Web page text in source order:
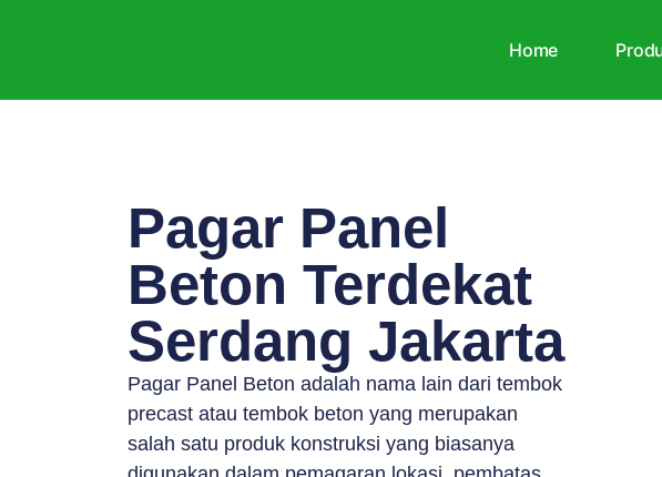
Home
Pagar Panel
Beton Terdekat
Serdang Jakarta
Pagar Panel Beton adalah nama lain dari tembok
precast atau tembok beton yang merupakan
salah satu produk konstruksi yang biasanya